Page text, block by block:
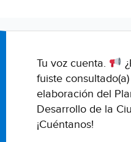
Tu voz cuenta.
fuiste
elaboración del
Desarrollo de la
¡Cuéntanos!